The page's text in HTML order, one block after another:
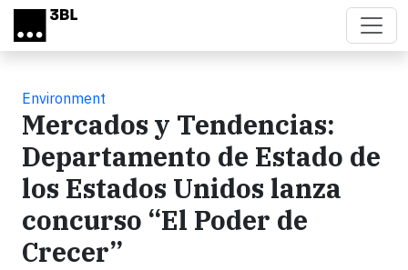
Skip to main content
Environment
Mercados y Tendencias:
Departamento de Estado de
los Estados Unidos lanza
concurso “El Poder de
Crecer”